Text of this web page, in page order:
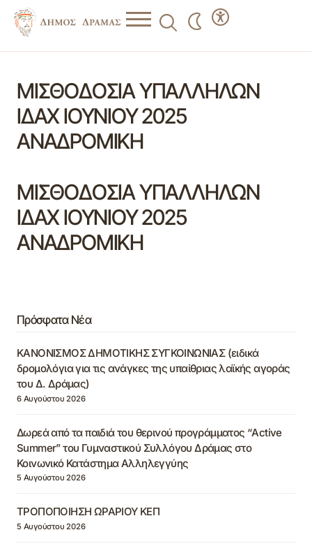
ΜΙΣΘΟΔΟΣΙΑ ΥΠΑΛΛΗΛΩΝ
ΙΔΑΧ ΙΟΥΝΙΟΥ 2025
ΑΝΑΔΡΟΜΙΚΗ
ΜΙΣΘΟΔΟΣΙΑ ΥΠΑΛΛΗΛΩΝ
ΙΔΑΧ ΙΟΥΝΙΟΥ 2025
ΑΝΑΔΡΟΜΙΚΗ
Πρόσφατα Νέα
ΚΑΝΟΝΙΣΜΟΣ ΔΗΜΟΤΙΚΗΣ ΣΥΓΚΟΙΝΩΝΙΑΣ (ειδικά
δρομολόγια για τις ανάγκες της υπαίθριας λαϊκής αγοράς
του Δ. Δράμας)
6 Αυγούστου 2026
Δωρεά από τα παιδιά του θερινού προγράμματος “Active
Summer” του Γυμναστικού Συλλόγου Δράμας στο
Κοινωνικό Κατάστημα Αλληλεγγύης
5 Αυγούστου 2026
ΤΡΟΠΟΠΟΙΗΣΗ ΩΡΑΡΙΟΥ ΚΕΠ
5 Αυγούστου 2026